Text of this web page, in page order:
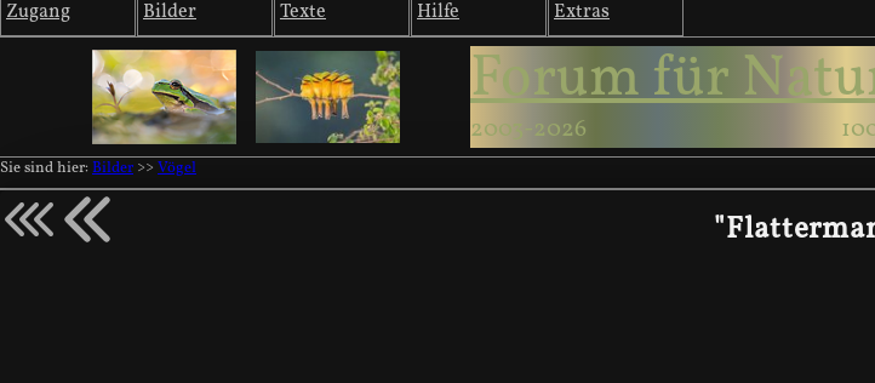
Zugang Bilder Texte Hilfe Extras
Forum für
2003-2026
Sie sind hier: Bilder >> Vögel